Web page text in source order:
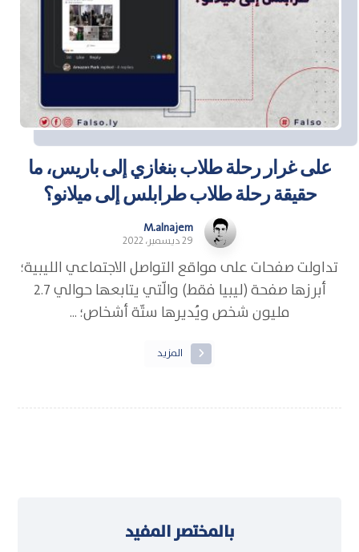
على غرار رحلة طلاب بنغازي إلى باريس، ما
حقيقة رحلة طلاب طرابلس إلى ميلانو؟
M.alnajem
29 ديسمبر، 2022
تداولت صفحات على مواقع التواصل الاجتماعي الليبية؛
أبرزها صفحة (ليبيا فقط) والّتي يتابعها حوالي 2.7
مليون شخص ويُديرها ستّة أشخاص؛ ...
المزيد
بالمختصر المفيد